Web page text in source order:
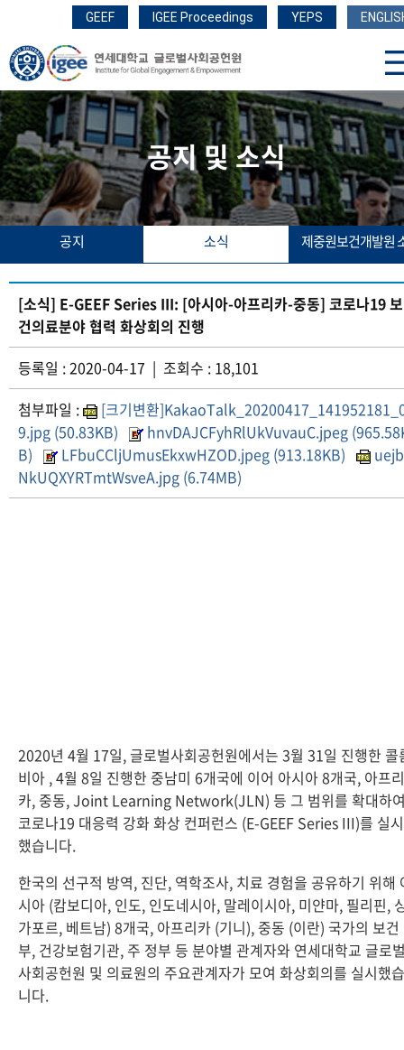
GEEF IGEE Proceedings YEPS
공지 및 소식
공지 소식 제중원보건개발원
[소식] E-GEEF Series III: [아시아-아프리카-중동] 코로나19 보
건의료분야 협력 화상회의 진행
등록일 : 2020-04-17 | 조회수 : 18,101
첨부파일 :
[크기변환
9.jpg (50.83KB)
hnvDAJCFyhRlUkVuvauC.jpeg
B)
LFbuCCljUmusEkxwHZOD.jpeg (913.18KB)
NkUQXYRTmtWsveA.jpg (6.74MB)
2020년 4월 17일, 글로벌사회공헌원에서는 3월 31일 진행한 콜
비아 , 4월 8일 진행한 중남미 6개국에 이어 아시아 8개국, 아프리
카, 중동, Joint Learning Network(JLN) 등 그 범위를 확대하
코로나19 대응력 강화 화상 컨퍼런스 (E-GEEF Series III)를 실시
했습니다.
한국의 선구적 방역, 진단, 역학조사, 치료 경험을 공유하기 위해
시아 (캄보디아, 인도, 인도네시아, 말레이시아, 미얀마, 필리핀,
가포르, 베트남) 8개국, 아프리카 (기니), 중동 (이란) 국가의 보건
부, 건강보험기관, 주 정부 등 분야별 관계자와 연세대학교 글로
사회공헌원 및 의료원의 주요관계자가 모여 화상회의를 실시했습
니다.